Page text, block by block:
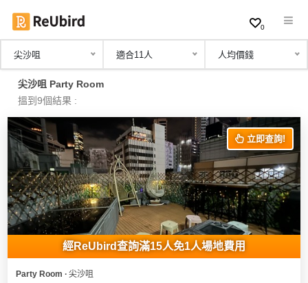
繁
中
EN
登
入
註
冊
服
0
尖沙咀 適合11人 人均價錢
尖沙咀 Party Room
搵到9個結果 :
立即查詢!
經ReUbird查詢滿15人免1人場地費用
Party Room ∙ 尖沙咀